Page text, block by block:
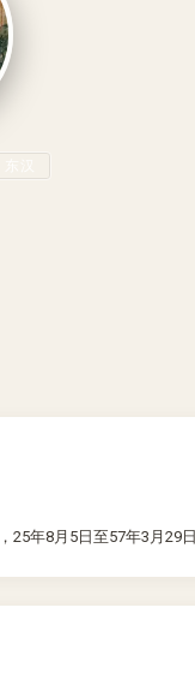
年8月5日至57年3月29日